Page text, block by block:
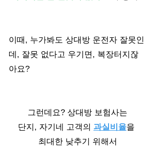
이때, 누가봐도 상대방 운전자 잘못인
데, 잘못 없다고 우기면, 복장터지잖
아요?
그런데요? 상대방 보험사는
단지, 자기네 고객의 과실비율을
최대한 낮추기 위해서